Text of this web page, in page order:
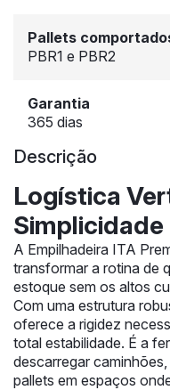
Pallets
PBR1 e PBR2
Garantia
365 dias
Descrição
Logística
Simplicidade
A Empilhadeira ITA
transformar a rotina de
estoque sem os altos
Com uma estrutura
oferece a rigidez
total estabilidade. É a
descarregar
pallets em espaços